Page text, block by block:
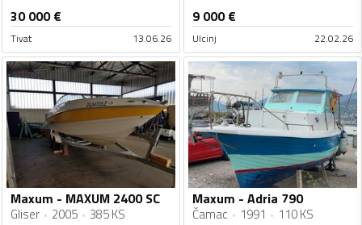
30 000€
Tivat 13.06.26
9 000€
Ulcinj 22.02.26
Maxum - MAXUM 2400 SC
Gliser 2005 385 KS
Maxum - Adria 790
Čamac 1991 110 KS